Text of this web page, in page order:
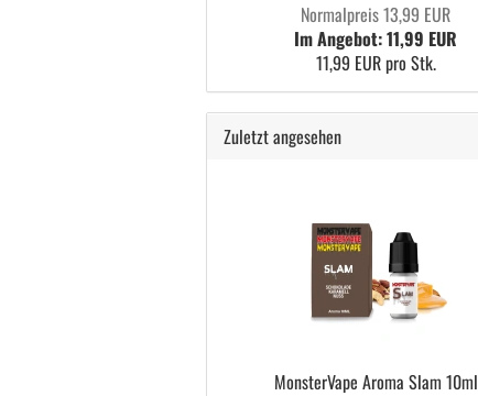
Normalpreis 13,99 EUR
Im Angebot: 11,99 EUR
11,99 EUR pro Stk.
Zuletzt angesehen
MonsterVape Aroma Slam 10ml